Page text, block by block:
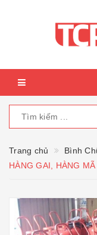
Trang chủ Bình
HÀNG GAI, HÀNG